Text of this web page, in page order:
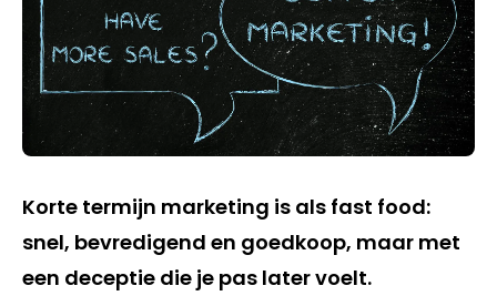
Korte termijn marketing is als fast food:
snel, bevredigend en goedkoop, maar met
een deceptie die je pas later voelt.